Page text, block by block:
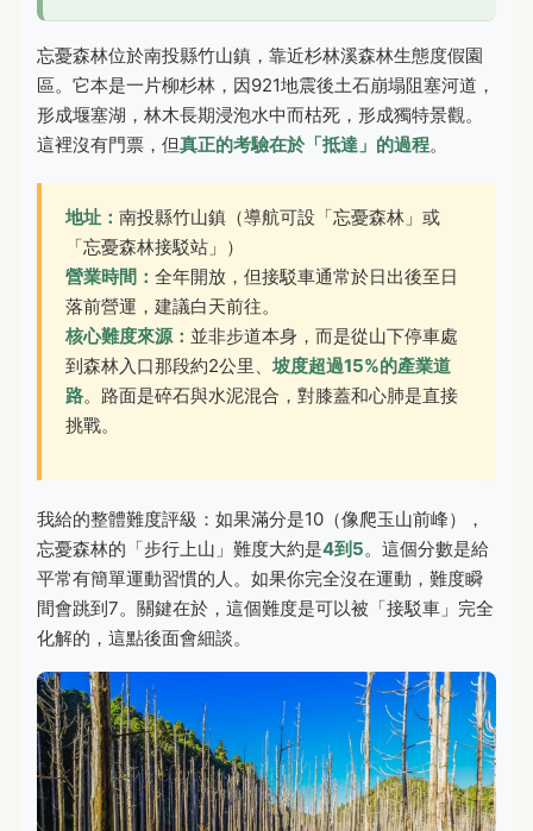
忘憂森林位於南投縣竹山鎮，靠近杉林溪森林生態度假園
區。它本是一片柳杉林，因921地震後土石崩塌阻塞河道，
形成堰塞湖，林木長期浸泡水中而枯死，形成獨特景觀。
這裡沒有門票，但真正的考驗在於「抵達」的過程。
地址： 南投縣竹山鎮（導航可設「忘憂森林」或
「忘憂森林接駁站」）
營業時間： 全年開放，但接駁車通常於日出後至日
落前營運，建議白天前往。
核心難度來源： 並非步道本身，而是從山下停車處
到森林入口那段約2公里、 坡度超過15%的產業道
路。路面是碎石與水泥混合，對膝蓋和心肺是直接
挑戰。
我給的整體難度評級：如果滿分是10（像爬玉山前峰），
忘憂森林的「步行上山」難度大約是4到5。這個分數是給
平常有簡單運動習慣的人。如果你完全沒在運動，難度瞬
間會跳到7。關鍵在於，這個難度是可以被「接駁車」完全
化解的，這點後面會細談。